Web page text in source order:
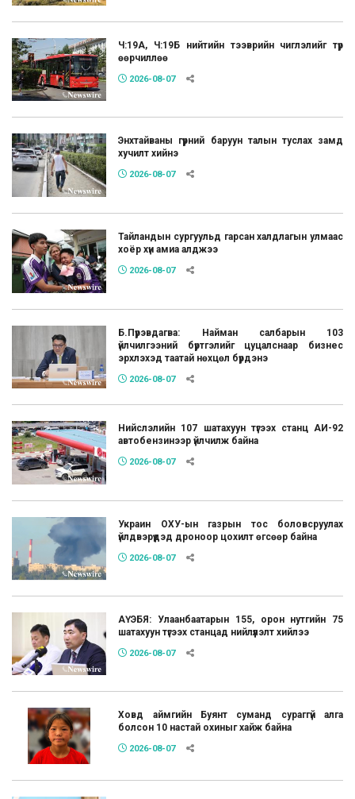
Ч:19А, Ч:19Б нийтийн тээврийн чиглэлийг түр
өөрчиллөө
2026-08-07
Энхтайваны гүүрний баруун талын туслах замд
хучилт хийнэ
2026-08-07
Тайландын сургуульд гарсан халдлагын улмаас
хоёр хүн амиа алджээ
2026-08-07
Б.Пүрэвдагва: Найман салбарын 103
үйлчилгээний бүртгэлийг цуцалснаар бизнес
эрхлэхэд таатай нөхцөл бүрдэнэ
2026-08-07
Нийслэлийн 107 шатахуун түгээх станц АИ-92
автобензинээр үйлчилж байна
2026-08-07
Украин ОХУ-ын газрын тос боловсруулах
үйлдвэрүүдэд дроноор цохилт өгсөөр байна
2026-08-07
АҮЭБЯ: Улаанбаатарын 155, орон нутгийн 75
шатахуун түгээх станцад нийлүүлэлт хийлээ
2026-08-07
Ховд аймгийн Буянт суманд сураггүй алга
болсон 10 настай охиныг хайж байна
2026-08-07